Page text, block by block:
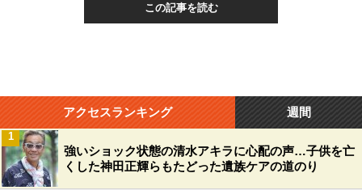
この記事を読む
アクセスランキング 週間
強いショック状態の清水アキラに心配の声…子供を亡
くした神田正輝らもたどった遺族ケアの道のり
1